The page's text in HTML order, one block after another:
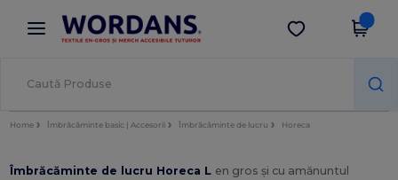
× Aplicația Wordans
Prețuri mai bune în aplicație!
Descarcă app
Home Îmbrăcăminte basic | Accesorii Îmbrăcăminte de lucru Horeca
Îmbrăcăminte de lucru Horeca L en gros și cu amănuntul